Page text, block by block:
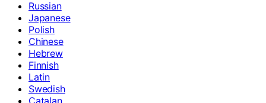
Russian
Japanese
Polish
Chinese
Hebrew
Finnish
Latin
Swedish
Catalan